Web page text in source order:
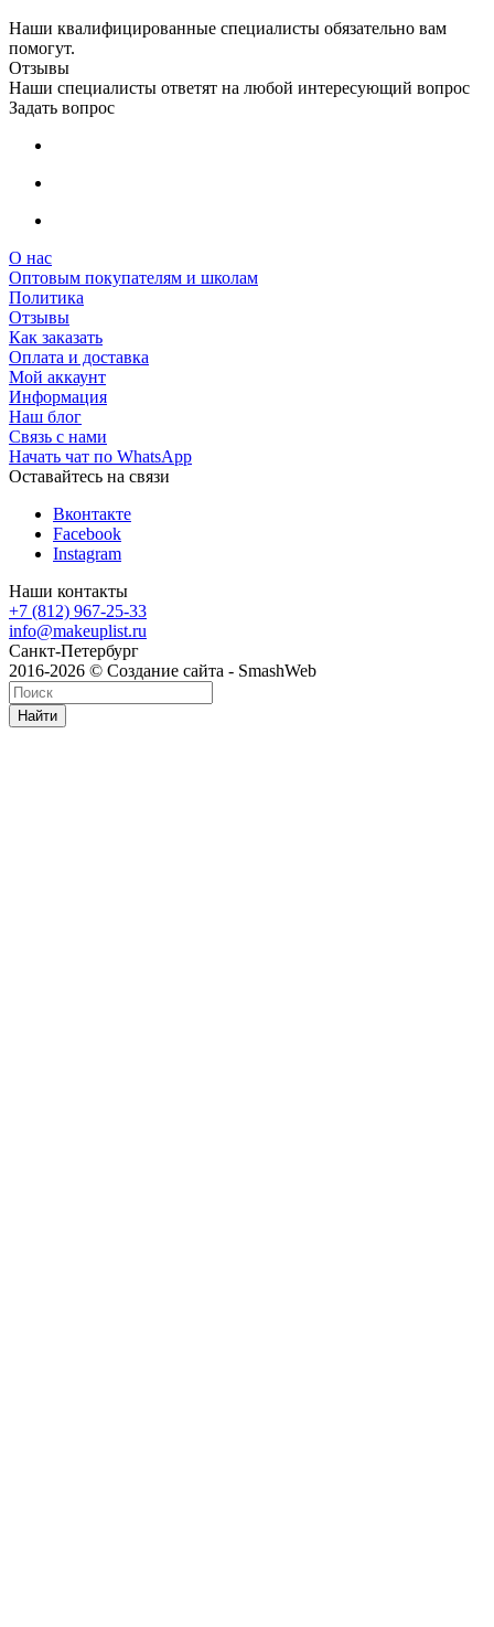
Наши квалифицированные специалисты обязательно вам
помогут.
Отзывы
Наши специалисты ответят на любой интересующий вопрос
Задать вопрос
О нас
Оптовым покупателям и школам
Политика
Отзывы
Как заказать
Оплата и доставка
Мой аккаунт
Информация
Наш блог
Связь с нами
Начать чат по WhatsApp
Оставайтесь на связи
Вконтакте
Facebook
Instagram
Наши контакты
+7 (812) 967-25-33
info@makeuplist.ru
Санкт-Петербург
2016-2026 © Создание сайта - SmashWeb
Найти